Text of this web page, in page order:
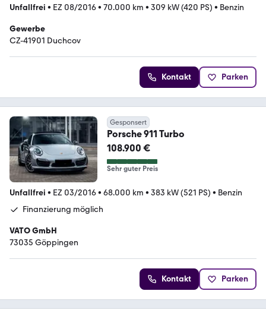
Unfallfrei • EZ 08/2016• 70.000 km • 309 kW (420 PS) • Benzin
Gewerbe
CZ-41901 Duchcov
Kontakt Parken
Gesponsert
Porsche 911 Turbo
108.900 €
Sehr guter Preis
Unfallfrei • EZ 03/2016• 68.000 km • 383 kW (521 PS) • Benzin
Finanzierung möglich
VATO GmbH
73035 Göppingen
Kontakt Parken